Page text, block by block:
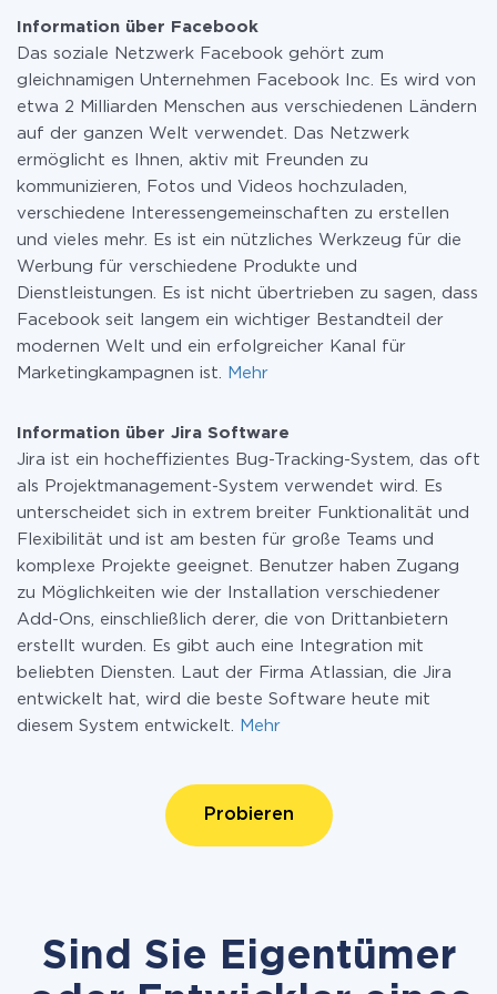
Weitere Informationen zu Tarifen
Information über Facebook
Das soziale Netzwerk Facebook gehört zum
gleichnamigen Unternehmen Facebook Inc. Es wird von
etwa 2 Milliarden Menschen aus verschiedenen Ländern
auf der ganzen Welt verwendet. Das Netzwerk
ermöglicht es Ihnen, aktiv mit Freunden zu
kommunizieren, Fotos und Videos hochzuladen,
verschiedene Interessengemeinschaften zu erstellen
und vieles mehr. Es ist ein nützliches Werkzeug für die
Werbung für verschiedene Produkte und
Dienstleistungen. Es ist nicht übertrieben zu sagen, dass
Facebook seit langem ein wichtiger Bestandteil der
modernen Welt und ein erfolgreicher Kanal für
Marketingkampagnen ist.
Mehr
Information über Jira Software
Jira ist ein hocheffizientes Bug-Tracking-System, das oft
als Projektmanagement-System verwendet wird. Es
unterscheidet sich in extrem breiter Funktionalität und
Flexibilität und ist am besten für große Teams und
komplexe Projekte geeignet. Benutzer haben Zugang
zu Möglichkeiten wie der Installation verschiedener
Add-Ons, einschließlich derer, die von Drittanbietern
erstellt wurden. Es gibt auch eine Integration mit
beliebten Diensten. Laut der Firma Atlassian, die Jira
entwickelt hat, wird die beste Software heute mit
diesem System entwickelt.
Mehr
Probieren
Sind Sie Eigentümer